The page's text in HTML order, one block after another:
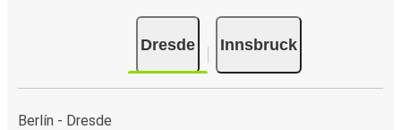
Dresde Innsbruck
Berlín - Dresde